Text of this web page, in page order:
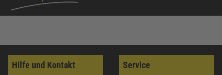
Hilfe und Kontakt Service